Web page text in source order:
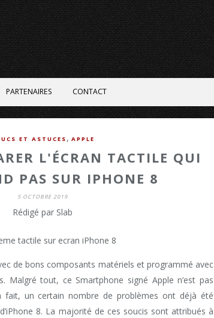
PARTENAIRES CONTACT
ET ASTUCES , APPLE
L'ÉCRAN TACTILE QUI
PAS SUR IPHONE 8
5 OCTOBRE 2019
Rédigé par Slab
de bons composants matériels et programmé avec
Malgré tout, ce Smartphone signé Apple n’est pas
fait, un certain nombre de problèmes ont déjà été
8. La majorité de ces soucis sont attribués à